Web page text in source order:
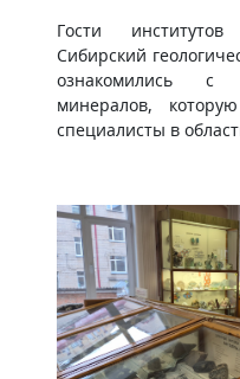
Гости
Сибирский
ознакомились с
минералов,
специалисты в